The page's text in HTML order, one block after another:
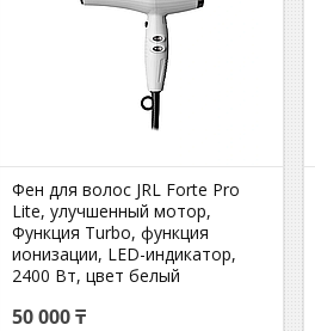
Фен для волос JRL Forte Pro
Lite, улучшенный мотор,
Функция Turbo, функция
ионизации, LED-индикатор,
2400 Вт, цвет белый
50 000 ₸